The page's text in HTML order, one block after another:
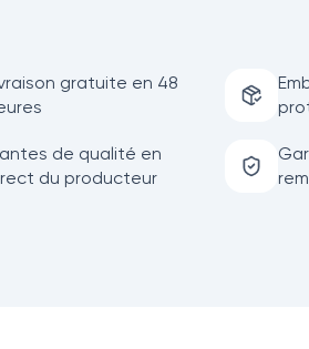
gratuite en 48
de qualité en
du producteur